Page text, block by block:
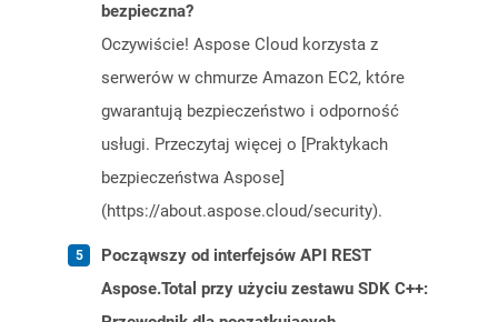
bezpieczna?
Oczywiście! Aspose Cloud korzysta z
serwerów w chmurze Amazon EC2, które
gwarantują bezpieczeństwo i odporność
usługi. Przeczytaj więcej o [Praktykach
bezpieczeństwa Aspose]
(https://about.aspose.cloud/security).
Począwszy od interfejsów API REST
Aspose.Total przy użyciu zestawu SDK C++: